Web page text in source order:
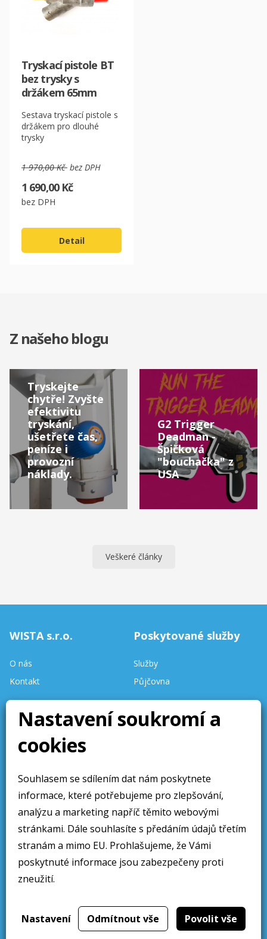
Nastavení soukromí a
cookies
Souhlasem se sdílením dat nám poskytnete
informace, které potřebujeme pro zlepšování,
analýzu a marketing napříč těmito webovými
stránkami. Dále souhlasíte s předáním údajů třetím
stranám a mimo EU. Prohlašujeme, že Vámi
poskytnuté informace jsou zabezpečeny proti
zneužití.
Nastavení Odmítnout vše Povolit vše
Tryskací pistole BT
bez trysky s
držákem 65mm
Sestava tryskací pistole s
držákem pro dlouhé
trysky
1 970,00 Kč bez DPH
1 690,00 Kč
bez DPH
Detail
Z našeho blogu
Tryskejte
chytře! Zvyšte
efektivitu
tryskání,
ušetřete čas,
peníze i
provozní
náklady.
G2 Trigger
Deadman -
Špičková
"bouchačka" z
USA
Veškeré články
WISTA s.r.o.
O nás
Kontakt
Stav skladu
aktualizován denně.
Stránky aktualizovány 10 /
Poskytované služby
Služby
Půjčovna
Obchodní sdělení
Obchodní podmínky
Ochrana osobních údajú
Cookies
Sledujte nás
Web přivedlo k životu 2019